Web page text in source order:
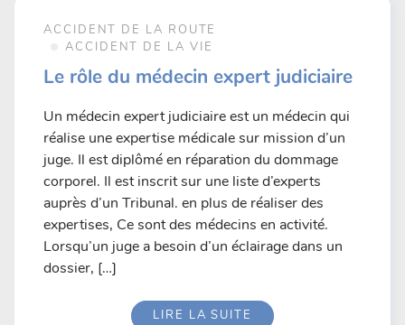
ACCIDENT DE LA ROUTE
ACCIDENT DE LA VIE
Le rôle du médecin expert judiciaire
Un médecin expert judiciaire est un médecin qui
réalise une expertise médicale sur mission d’un
juge. Il est diplômé en réparation du dommage
corporel. Il est inscrit sur une liste d’experts
auprès d’un Tribunal. en plus de réaliser des
expertises, Ce sont des médecins en activité.
Lorsqu’un juge a besoin d’un éclairage dans un
dossier, […]
LIRE LA SUITE